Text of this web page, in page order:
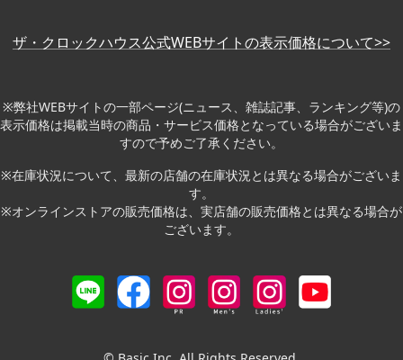
ザ・クロックハウス公式WEBサイトの表示価格について>>
※弊社WEBサイトの一部ページ(ニュース、雑誌記事、ランキング等)の
表示価格は掲載当時の商品・サービス価格となっている場合がございま
すので予めご了承ください。
※在庫状況について、最新の店舗の在庫状況とは異なる場合がございま
す。
※オンラインストアの販売価格は、実店舗の販売価格とは異なる場合が
ございます。